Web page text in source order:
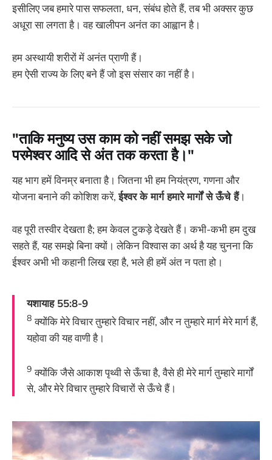
इसीलिए जब हमारे पास सफलता, धन, संबंध होते हैं, तब भी अक्सर कुछ
अधूरा सा लगता है। वह खालीपन अनंत का आह्वान है।
हम अस्थायी शरीरों में अनंत प्राणी हैं।
हम ऐसी राज्य के लिए बने हैं जो इस संसार का नहीं है।
"ताकि मनुष्य उस काम को नहीं समझ सके जो
परमेश्वर आदि से अंत तक करता है।"
यह भाग हमें विनम्र बनाता है। जितना भी हम नियंत्रण, गणना और
योजना बनाने की कोशिश करें,ईश्वर के मार्ग हमारे मार्गों से ऊँचे हैं।
वह पूरी तस्वीर देखता है; हम केवल टुकड़े देखते हैं। कभी-कभी हम दुख
सहते हैं, यह समझे बिना क्यों। लेकिन विश्वास का अर्थ है यह चुनना कि
ईश्वर अभी भी कहानी लिख रहा है, भले ही हमें अंत न पता हो।
यशायाह 55:8-9
8क्योंकि मेरे विचार तुम्हारे विचार नहीं, और न तुम्हारे मार्ग मेरे मार्ग हैं,
यहोवा की यह वाणी है।
9क्योंकि जैसे आकाश पृथ्वी से ऊँचा है, वैसे ही मेरे मार्ग तुम्हारे मार्गों
से, और मेरे विचार तुम्हारे विचारों से ऊँचे हैं।